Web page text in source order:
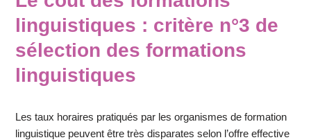
linguistiques : critère n°3 de
sélection des formations
linguistiques
Les taux horaires pratiqués par les organismes de formation
linguistique peuvent être très disparates selon l’offre effective